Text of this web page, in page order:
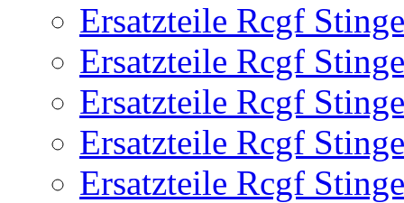
Ersatzteile Rcgf
Ersatzteile Rcgf
Ersatzteile Rcgf
Ersatzteile Rcgf
Ersatzteile Rcgf